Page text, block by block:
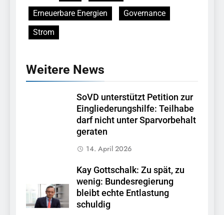
Erneuerbare Energien
Governance
Strom
Weitere News
SoVD unterstützt Petition zur
Eingliederungshilfe: Teilhabe
darf nicht unter Sparvorbehalt
geraten
14. April 2026
Kay Gottschalk: Zu spät, zu
wenig: Bundesregierung
bleibt echte Entlastung
schuldig